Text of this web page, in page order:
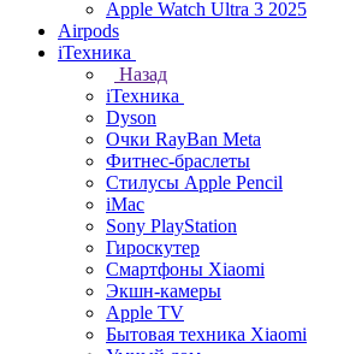
Apple Watch Ultra 3 2025
Airpods
iТехника
Назад
iТехника
Dyson
Очки RayBan Meta
Фитнес-браслеты
Стилусы Apple Pencil
iMac
Sony PlayStation
Гироскутер
Смартфоны Xiaomi
Экшн-камеры
Apple TV
Бытовая техника Xiaomi